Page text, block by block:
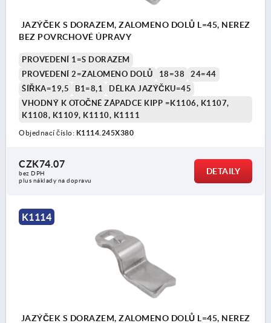
JAZÝČEK S DORAZEM, ZALOMENO DOLŮ L=45, NEREZ
BEZ POVRCHOVÉ ÚPRAVY
PROVEDENÍ 1=S DORAZEM
PROVEDENÍ 2=ZALOMENO DOLŮ
18=38
24=44
ŠÍŘKA=19,5
B1=8,1
DÉLKA JAZÝČKU=45
VHODNÝ K OTOČNÉ ZÁPADCE KIPP =K1106, K1107,
K1108, K1109, K1110, K1111
Objednací číslo: K1114.245X380
CZK74.07
bez DPH
plus náklady na dopravu
DETAILY
K1114
JAZÝČEK S DORAZEM, ZALOMENO DOLŮ L=45, NEREZ